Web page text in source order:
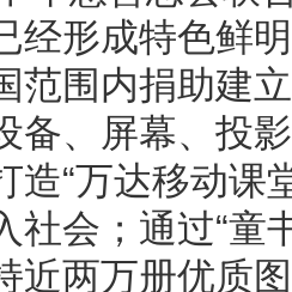
经形成特色鲜
范围内捐助建
备、屏幕、投
造“万达移动课
社会；通过“童
近两万册优质